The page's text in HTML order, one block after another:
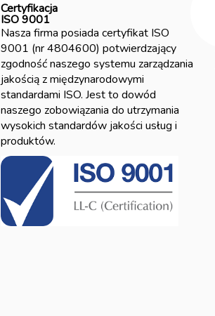
Certyfikacja
ISO 9001
Nasza firma posiada certyfikat ISO
9001 (nr 4804600) potwierdzający
zgodność naszego systemu zarządzania
jakością z międzynarodowymi
standardami ISO. Jest to dowód
naszego zobowiązania do utrzymania
wysokich standardów jakości usług i
produktów.